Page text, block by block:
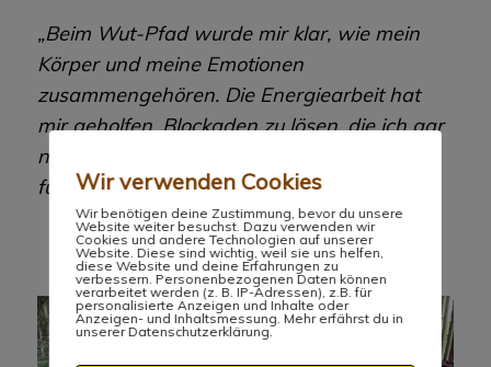
„Beim Wut-Pfad wurde mir klar, wie mein
Körper und meine Emotionen
zusammengehören. Die Energiearbeit hat
mir geholfen, Blockaden zu lösen, die ich gar
nicht bewusst wahrgenommen hatte. Jetzt
fühle ich mich viel leichter.“ –Claudia
Wir verwenden Cookies
Wir benötigen deine Zustimmung, bevor du unsere
Website weiter besuchst. Dazu verwenden wir
Cookies und andere Technologien auf unserer
Website. Diese sind wichtig, weil sie uns helfen,
diese Website und deine Erfahrungen zu
verbessern. Personenbezogenen Daten können
verarbeitet werden (z. B. IP-Adressen), z.B. für
personalisierte Anzeigen und Inhalte oder
Anzeigen- und Inhaltsmessung. Mehr erfährst du in
unserer Datenschutzerklärung.